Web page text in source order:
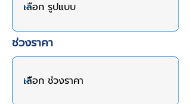
ช่วงราคา